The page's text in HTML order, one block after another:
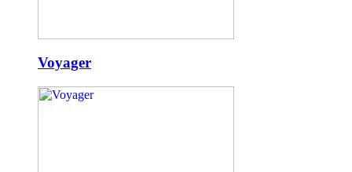
Voyager